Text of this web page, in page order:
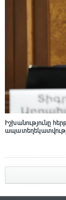
Իշխանությունը